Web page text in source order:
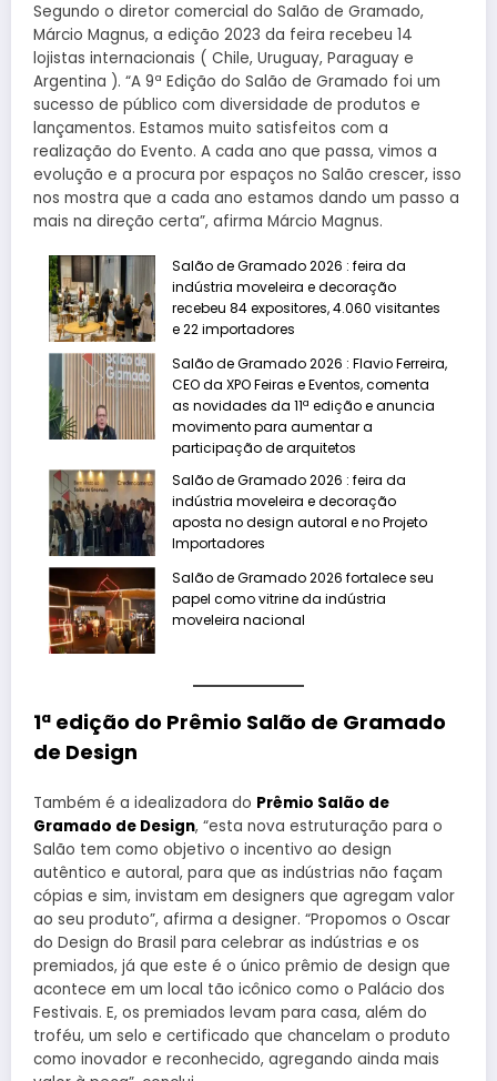
Segundo o diretor comercial do Salão de Gramado,
Márcio Magnus, a edição 2023 da feira recebeu 14
lojistas internacionais ( Chile, Uruguay, Paraguay e
Argentina ). “A 9ª Edição do Salão de Gramado foi um
sucesso de público com diversidade de produtos e
lançamentos. Estamos muito satisfeitos com a
realização do Evento. A cada ano que passa, vimos a
evolução e a procura por espaços no Salão crescer, isso
nos mostra que a cada ano estamos dando um passo a
mais na direção certa”, afirma Márcio Magnus.
Salão de Gramado 2026 : feira da
indústria moveleira e decoração
recebeu 84 expositores, 4.060 visitantes
e 22 importadores
Salão de Gramado 2026 : Flavio Ferreira,
CEO da XPO Feiras e Eventos, comenta
as novidades da 11ª edição e anuncia
movimento para aumentar a
participação de arquitetos
Salão de Gramado 2026 : feira da
indústria moveleira e decoração
aposta no design autoral e no Projeto
Importadores
Salão de Gramado 2026 fortalece seu
papel como vitrine da indústria
moveleira nacional
1ª edição do Prêmio Salão de Gramado
de Design
Também é a idealizadora do Prêmio Salão de
Gramado de Design, “esta nova estruturação para o
Salão tem como objetivo o incentivo ao design
autêntico e autoral, para que as indústrias não façam
cópias e sim, invistam em designers que agregam valor
ao seu produto”, afirma a designer. “Propomos o Oscar
do Design do Brasil para celebrar as indústrias e os
premiados, já que este é o único prêmio de design que
acontece em um local tão icônico como o Palácio dos
Festivais. E, os premiados levam para casa, além do
troféu, um selo e certificado que chancelam o produto
como inovador e reconhecido, agregando ainda mais